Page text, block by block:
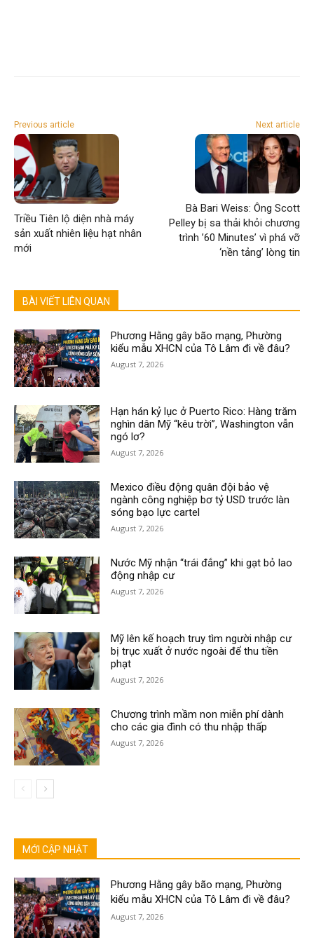
Previous article
Triều Tiên lộ diện nhà máy
sản xuất nhiên liệu hạt nhân
mới
Next article
Bà Bari Weiss: Ông Scott
Pelley bị sa thải khỏi chương
trình ’60 Minutes’ vì phá vỡ
‘nền tảng’ lòng tin
BÀI VIẾT LIÊN QUAN
Phương Hằng gây bão mạng, Phường
kiểu mẫu XHCN của Tô Lâm đi về đâu?
August 7, 2026
Hạn hán kỷ lục ở Puerto Rico: Hàng trăm
nghìn dân Mỹ “kêu trời”, Washington vẫn
ngó lơ?
August 7, 2026
Mexico điều động quân đội bảo vệ
ngành công nghiệp bơ tỷ USD trước làn
sóng bạo lực cartel
August 7, 2026
Nước Mỹ nhận “trái đắng” khi gạt bỏ lao
động nhập cư
August 7, 2026
Mỹ lên kế hoạch truy tìm người nhập cư
bị trục xuất ở nước ngoài để thu tiền
phạt
August 7, 2026
Chương trình mầm non miễn phí dành
cho các gia đình có thu nhập thấp
August 7, 2026
MỚI CẬP NHẬT
Phương Hằng gây bão mạng, Phường
kiểu mẫu XHCN của Tô Lâm đi về đâu?
August 7, 2026